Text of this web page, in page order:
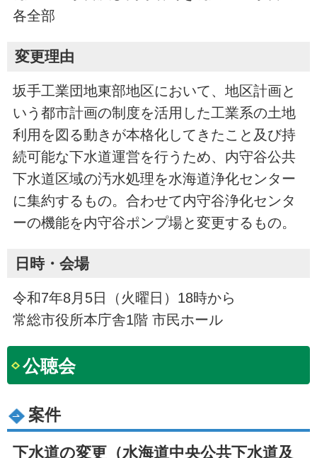
各全部
変更理由
坂手工業団地東部地区において、地区計画と
いう都市計画の制度を活用した工業系の土地
利用を図る動きが本格化してきたこと及び持
続可能な下水道運営を行うため、内守谷公共
下水道区域の汚水処理を水海道浄化センター
に集約するもの。合わせて内守谷浄化センタ
ーの機能を内守谷ポンプ場と変更するもの。
日時・会場
令和7年8月5日（火曜日）18時から
常総市役所本庁舎1階 市民ホール
公聴会
案件
下水道の変更（水海道中央公共下水道及